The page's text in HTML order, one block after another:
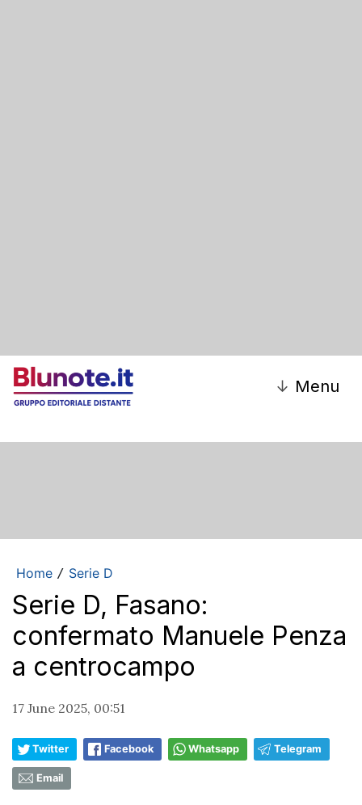
↓ Menu
Home / Serie D
Serie D, Fasano:
confermato Manuele Penza
a centrocampo
17 June 2025, 00:51
Twitter Facebook Whatsapp Telegram
Email